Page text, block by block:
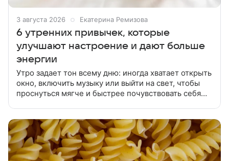
3 августа 2026 Екатерина Ремизова
6 утренних привычек, которые
улучшают настроение и дают больше
энергии
Утро задает тон всему дню: иногда хватает открыть
окно, включить музыку или выйти на свет, чтобы
проснуться мягче и быстрее почувствовать себя